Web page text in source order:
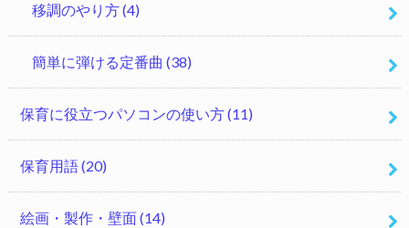
移調のやり方(4)
簡単に弾ける定番曲 (38)
保育に役立つパソコンの使い方(11)
保育用語(20)
絵画・製作・壁面(14)